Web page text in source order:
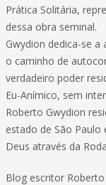
Prática Solitária,
dessa obra seminal.
Gwydion dedica-se a
o caminho de
verdadeiro poder
Eu-Anímico, sem
Roberto Gwydion
estado de São
Deus através da
Blog escritor Roberto